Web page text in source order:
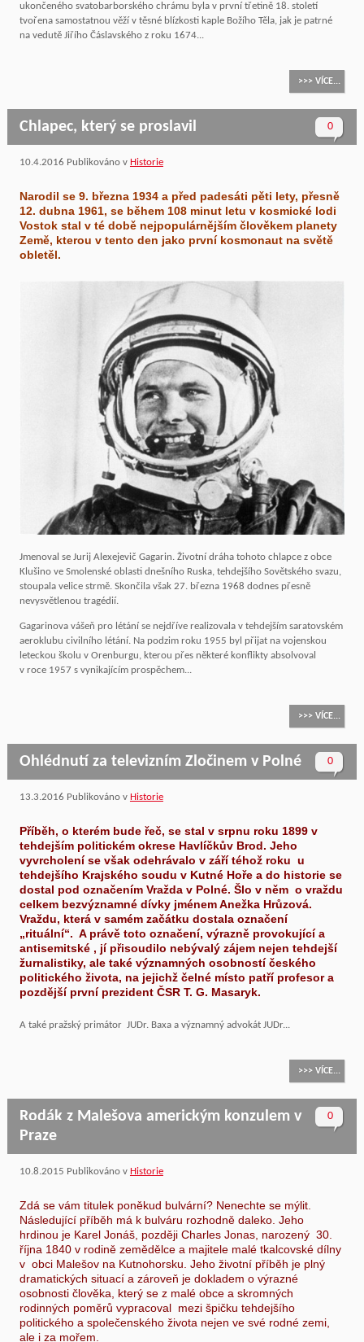
ukončeného svatobarborského chrámu byla v první třetině 18. století
tvořena samostatnou věží v těsné blízkosti kaple Božího Těla, jak je patrné
na vedutě Jiřího Čáslavského z roku 1674...
>>> VÍCE...
0
Chlapec, který se proslavil
10.4.2016 Publikováno v Historie
Narodil se 9. března 1934 a před padesáti pěti lety, přesně
12. dubna 1961, se během 108 minut letu v kosmické lodi
Vostok stal v té době nejpopulárnějším člověkem planety
Země, kterou v tento den jako první kosmonaut na světě
obletěl.
Jmenoval se Jurij Alexejevič Gagarin. Životní dráha tohoto chlapce z obce
Klušino ve Smolenské oblasti dnešního Ruska, tehdejšího Sovětského svazu,
stoupala velice strmě. Skončila však 27. března 1968 dodnes přesně
nevysvětlenou tragédií.
Gagarinova vášeň pro létání se nejdříve realizovala v tehdejším saratovském
aeroklubu civilního létání. Na podzim roku 1955 byl přijat na vojenskou
leteckou školu v Orenburgu, kterou přes některé konflikty absolvoval
v roce 1957 s vynikajícím prospěchem...
>>> VÍCE...
0
Ohlédnutí za televizním Zločinem v Polné
13.3.2016 Publikováno v Historie
Příběh, o kterém bude řeč, se stal v srpnu roku 1899 v
tehdejším politickém okrese Havlíčkův Brod. Jeho
vyvrcholení se však odehrávalo v září téhož roku u
tehdejšího Krajského soudu v Kutné Hoře a do historie se
dostal pod označením Vražda v Polné. Šlo v něm o vraždu
celkem bezvýznamné dívky jménem Anežka Hrůzová.
Vraždu, která v samém začátku dostala označení
„rituální“. A právě toto označení, výrazně provokující a
antisemitské , jí přisoudilo nebývalý zájem nejen tehdejší
žurnalistiky, ale také významných osobností českého
politického života, na jejichž čelné místo patří profesor a
pozdější první prezident ČSR T. G. Masaryk.
A také pražský primátor JUDr. Baxa a významný advokát JUDr...
>>> VÍCE...
0
Rodák z Malešova americkým konzulem v
Praze
10.8.2015 Publikováno v Historie
Zdá se vám titulek poněkud bulvární? Nenechte se mýlit.
Následující příběh má k bulváru rozhodně daleko. Jeho
hrdinou je Karel Jonáš, později Charles Jonas, narozený 30.
října 1840 v rodině zemědělce a majitele malé tkalcovské dílny
v obci Malešov na Kutnohorsku. Jeho životní příběh je plný
dramatických situací a zároveň je dokladem o výrazné
osobnosti člověka, který se z malé obce a skromných
rodinných poměrů vypracoval mezi špičku tehdejšího
politického a společenského života nejen ve své rodné zemi,
ale i za mořem.